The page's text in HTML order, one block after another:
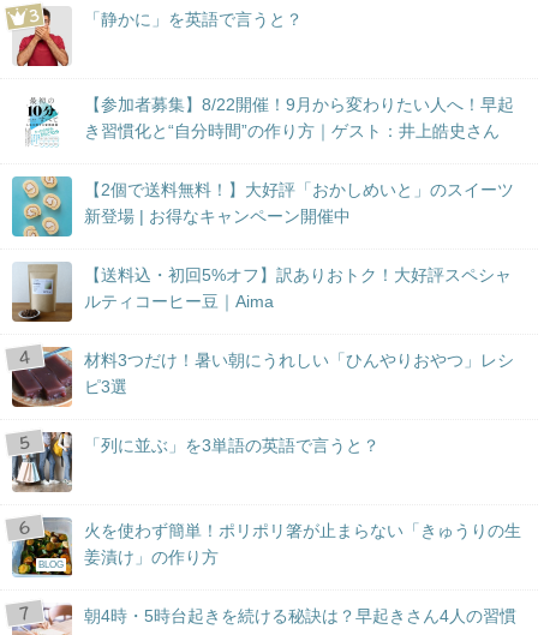
「静かに」を英語で言うと？
【参加者募集】8/22開催！9月から変わりたい人へ！早起
き習慣化と“自分時間”の作り方｜ゲスト：井上皓史さん
【2個で送料無料！】大好評「おかしめいと」のスイーツ
新登場 | お得なキャンペーン開催中
【送料込・初回5%オフ】訳ありおトク！大好評スペシャ
ルティコーヒー豆｜Aima
材料3つだけ！暑い朝にうれしい「ひんやりおやつ」レシ
ピ3選
「列に並ぶ」を3単語の英語で言うと？
BLOG
火を使わず簡単！ポリポリ箸が止まらない「きゅうりの生
姜漬け」の作り方
朝4時・5時台起きを続ける秘訣は？早起きさん4人の習慣